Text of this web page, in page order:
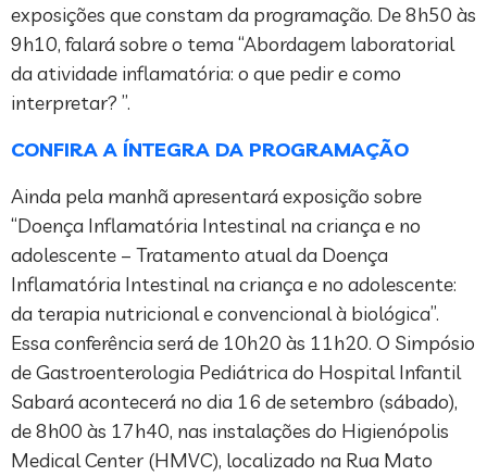
exposições que constam da programação. De 8h50 às
9h10, falará sobre o tema “Abordagem laboratorial
da atividade inflamatória: o que pedir e como
interpretar? ”.
CONFIRA A ÍNTEGRA DA PROGRAMAÇÃO
Ainda pela manhã apresentará exposição sobre
“Doença Inflamatória Intestinal na criança e no
adolescente – Tratamento atual da Doença
Inflamatória Intestinal na criança e no adolescente:
da terapia nutricional e convencional à biológica”.
Essa conferência será de 10h20 às 11h20. O Simpósio
de Gastroenterologia Pediátrica do Hospital Infantil
Sabará acontecerá no dia 16 de setembro (sábado),
de 8h00 às 17h40, nas instalações do Higienópolis
Medical Center (HMVC), localizado na Rua Mato